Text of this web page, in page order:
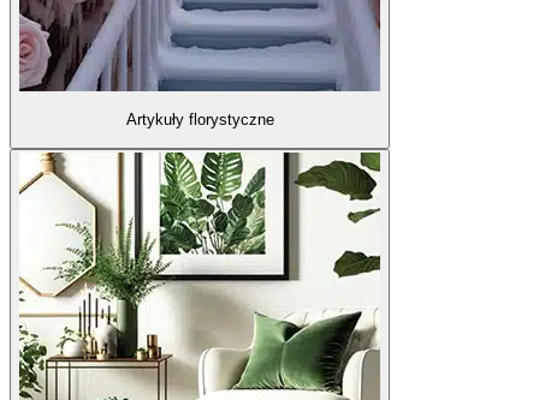
Artykuły florystyczne